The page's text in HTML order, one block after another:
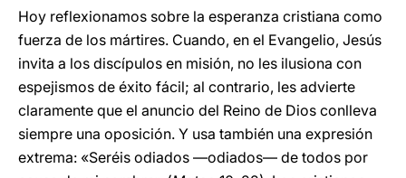
Hoy reflexionamos sobre la esperanza cristiana como
fuerza de los mártires. Cuando, en el Evangelio, Jesús
invita a los discípulos en misión, no les ilusiona con
espejismos de éxito fácil; al contrario, les advierte
claramente que el anuncio del Reino de Dios conlleva
siempre una oposición. Y usa también una expresión
extrema: «Seréis odiados —odiados— de todos por